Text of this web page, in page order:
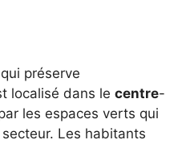
préserve
localisé dans le centre-
les espaces verts qui
Les habitants